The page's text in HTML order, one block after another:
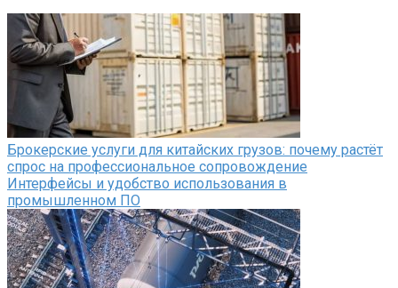
Брокерские услуги для китайских грузов: почему растёт
спрос на профессиональное сопровождение
Интерфейсы и удобство использования в
промышленном ПО